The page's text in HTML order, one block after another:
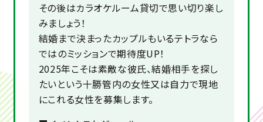
その後はカラオケルーム貸切で思い切り楽し
みましょう！
結婚まで決まったカップルもいるテトラなら
ではのミッションで期待度UP！
2025年こそは素敵な彼氏、結婚相手を探し
たいという十勝管内の女性又は自力で現地
にこれる女性を募集します。